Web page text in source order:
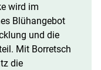
wird im
Blühangebot
und die
Mit Borretsch
die